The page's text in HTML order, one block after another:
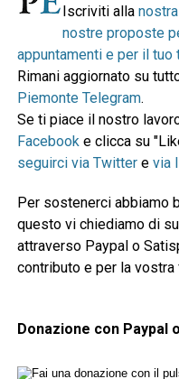
Iscriviti alla
nostre proposte
appuntamenti e per il
Rimani aggiornato su
Piemonte Telegram.
Se ti piace il nostro
Facebooke clicca su
seguirci via Twittere via
Per sostenerci abbiamo
questo vi chiediamo di
attraverso Paypal o
contributo e per la vostra
Donazione con Paypal